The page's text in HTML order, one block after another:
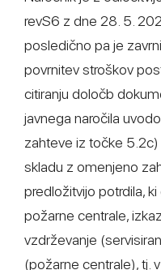
revS6 z dne 28. 5.
posledično pa je
povrnitev stroškov
citiranju določb
javnega naročila
zahteve iz točke
skladu z omenjeno
predložitvijo potrdila,
požarne centrale,
vzdrževanje
(požarne centrale), tj.